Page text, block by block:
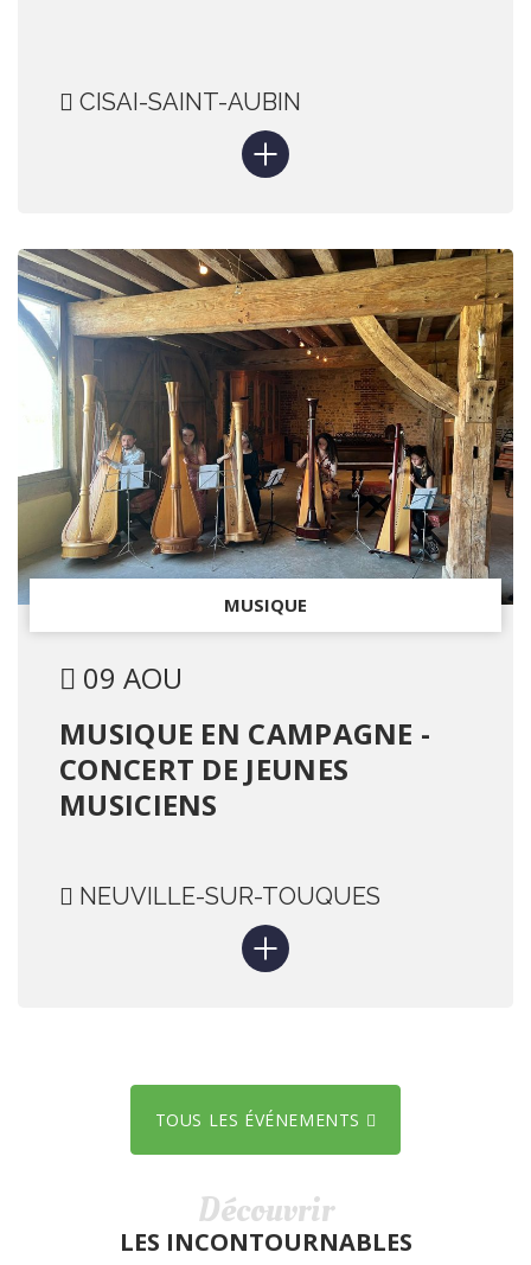
CISAI-SAINT-AUBIN
MUSIQUE
09 AOU
MUSIQUE EN CAMPAGNE -
CONCERT DE JEUNES
MUSICIENS
NEUVILLE-SUR-TOUQUES
TOUS LES ÉVÉNEMENTS
Découvrir
LES INCONTOURNABLES